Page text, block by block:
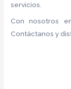
servicios.
Con nosotros
Contáctanos y